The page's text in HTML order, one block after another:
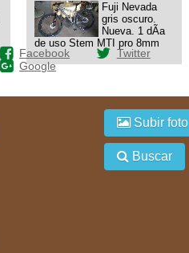
Facebook
Twitter
Google
Fuji Nevada
gris oscuro.
Nueva. 1 dÃ­a
de uso Stem MTI pro 8mm
Subir foto
Buscar